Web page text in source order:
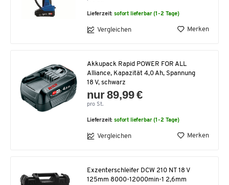
Lieferzeit:sofort lieferbar (1-2 Tage)
Vergleichen Merken
Akkupack Rapid POWER FOR ALL
Alliance, Kapazität 4,0 Ah, Spannung
18 V, schwarz
nur 89,99 €
pro St.
Lieferzeit:sofort lieferbar (1-2 Tage)
Vergleichen Merken
Exzenterschleifer DCW 210 NT 18 V
125mm 8000-12000min-1 2,6mm